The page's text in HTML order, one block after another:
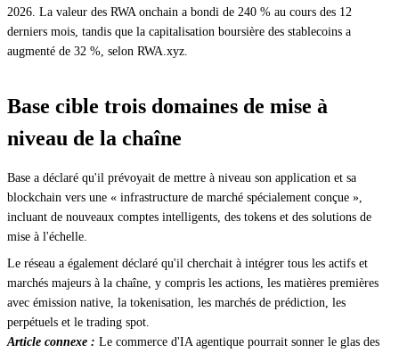
2026. La valeur des RWA onchain a bondi de 240 % au cours des 12
derniers mois, tandis que la capitalisation boursière des stablecoins a
augmenté de 32 %, selon RWA.xyz.
Base cible trois domaines de mise à
niveau de la chaîne
Base a déclaré qu'il prévoyait de mettre à niveau son application et sa
blockchain vers une « infrastructure de marché spécialement conçue »,
incluant de nouveaux comptes intelligents, des tokens et des solutions de
mise à l'échelle.
Le réseau a également déclaré qu'il cherchait à intégrer tous les actifs et
marchés majeurs à la chaîne, y compris les actions, les matières premières
avec émission native, la tokenisation, les marchés de prédiction, les
perpétuels et le trading spot.
Article connexe : Le commerce d'IA agentique pourrait sonner le glas des